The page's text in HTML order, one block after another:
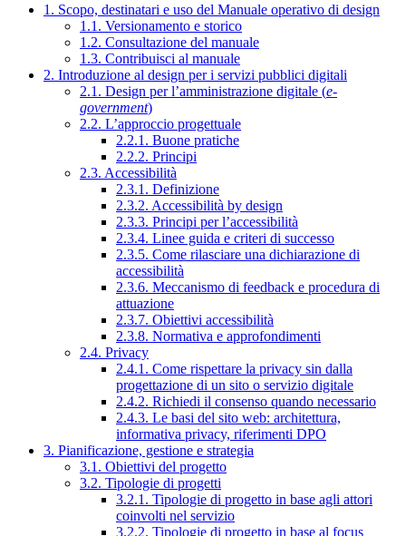
1. Scopo, destinatari e uso del Manuale operativo di design
1.1. Versionamento e storico
1.2. Consultazione del manuale
1.3. Contribuisci al manuale
2. Introduzione al design per i servizi pubblici digitali
2.1. Design per l’amministrazione digitale (e-
government)
2.2. L’approccio progettuale
2.2.1. Buone pratiche
2.2.2. Principi
2.3. Accessibilità
2.3.1. Definizione
2.3.2. Accessibilità by design
2.3.3. Principi per l’accessibilità
2.3.4. Linee guida e criteri di successo
2.3.5. Come rilasciare una dichiarazione di
accessibilità
2.3.6. Meccanismo di feedback e procedura di
attuazione
2.3.7. Obiettivi accessibilità
2.3.8. Normativa e approfondimenti
2.4. Privacy
2.4.1. Come rispettare la privacy sin dalla
progettazione di un sito o servizio digitale
2.4.2. Richiedi il consenso quando necessario
2.4.3. Le basi del sito web: architettura,
informativa privacy, riferimenti DPO
3. Pianificazione, gestione e strategia
3.1. Obiettivi del progetto
3.2. Tipologie di progetti
3.2.1. Tipologie di progetto in base agli attori
coinvolti nel servizio
3.2.2. Tipologie di progetto in base al focus